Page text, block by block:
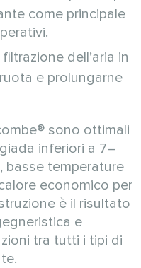
come principale
dell’aria in
e prolungarne
sono ottimali
inferiori a 7–
basse temperature
economico per
è il risultato
e
tra tutti i tipi di